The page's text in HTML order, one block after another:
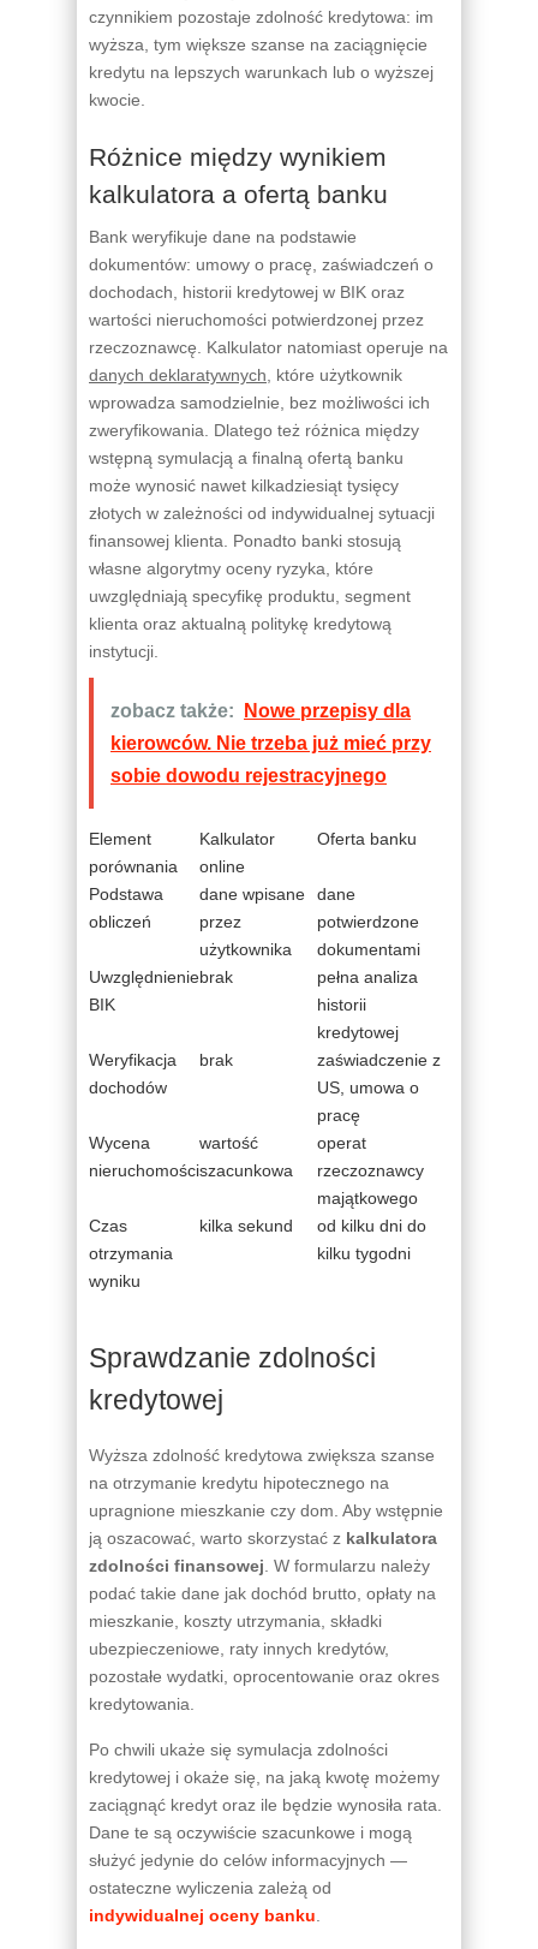
czynnikiem pozostaje zdolność kredytowa: im
wyższa, tym większe szanse na zaciągnięcie
kredytu na lepszych warunkach lub o wyższej
kwocie.
Różnice między wynikiem
kalkulatora a ofertą banku
Bank weryfikuje dane na podstawie
dokumentów: umowy o pracę, zaświadczeń o
dochodach, historii kredytowej w BIK oraz
wartości nieruchomości potwierdzonej przez
rzeczoznawcę. Kalkulator natomiast operuje na
danych deklaratywnych , które użytkownik
wprowadza samodzielnie, bez możliwości ich
zweryfikowania. Dlatego też różnica między
wstępną symulacją a finalną ofertą banku
może wynosić nawet kilkadziesiąt tysięcy
złotych w zależności od indywidualnej sytuacji
finansowej klienta. Ponadto banki stosują
własne algorytmy oceny ryzyka, które
uwzględniają specyfikę produktu, segment
klienta oraz aktualną politykę kredytową
instytucji.
zobacz także:
Nowe przepisy dla
kierowców. Nie trzeba już mieć przy
sobie dowodu rejestracyjnego
Element
porównania
Kalkulator
online
Oferta banku
Podstawa
obliczeń
dane wpisane
przez
użytkownika
dane
potwierdzone
dokumentami
Uwzględnienie
BIK
brak
pełna analiza
historii
kredytowej
Weryfikacja
dochodów
brak
zaświadczenie z
US, umowa o
pracę
Wycena
nieruchomości
wartość
szacunkowa
operat
rzeczoznawcy
majątkowego
Czas
otrzymania
wyniku
kilka sekund
od kilku dni do
kilku tygodni
Sprawdzanie zdolności
kredytowej
Wyższa zdolność kredytowa zwiększa szanse
na otrzymanie kredytu hipotecznego na
upragnione mieszkanie czy dom. Aby wstępnie
ją oszacować, warto skorzystać z kalkulatora
zdolności finansowej . W formularzu należy
podać takie dane jak dochód brutto, opłaty na
mieszkanie, koszty utrzymania, składki
ubezpieczeniowe, raty innych kredytów,
pozostałe wydatki, oprocentowanie oraz okres
kredytowania.
Po chwili ukaże się symulacja zdolności
kredytowej i okaże się, na jaką kwotę możemy
zaciągnąć kredyt oraz ile będzie wynosiła rata.
Dane te są oczywiście szacunkowe i mogą
służyć jedynie do celów informacyjnych —
ostateczne wyliczenia zależą od
indywidualnej oceny banku